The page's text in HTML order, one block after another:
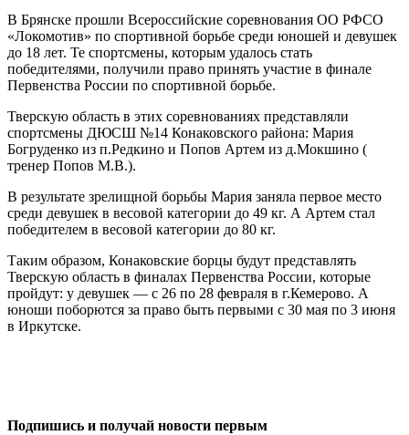
В Брянске прошли Всероссийские соревнования ОО РФСО
«Локомотив» по спортивной борьбе среди юношей и девушек
до 18 лет. Те спортсмены, которым удалось стать
победителями, получили право принять участие в финале
Первенства России по спортивной борьбе.
Тверскую область в этих соревнованиях представляли
спортсмены ДЮСШ №14 Конаковского района: Мария
Богруденко из п.Редкино и Попов Артем из д.Мокшино (
тренер Попов М.В.).
В результате зрелищной борьбы Мария заняла первое место
среди девушек в весовой категории до 49 кг. А Артем стал
победителем в весовой категории до 80 кг.
Таким образом, Конаковские борцы будут представлять
Тверскую область в финалах Первенства России, которые
пройдут: у девушек — с 26 по 28 февраля в г.Кемерово. А
юноши поборются за право быть первыми с 30 мая по 3 июня
в Иркутске.
Подпишись и получай новости первым